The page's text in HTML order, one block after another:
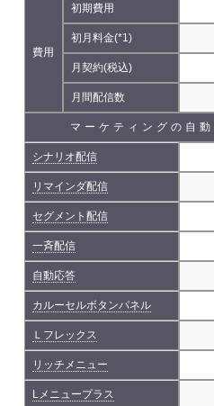
費用
初期費用
初月料金(*1)
月契約(税込)
月間配信数
マーケティングの自
シナリオ配信
リマインダ配信
セグメント配信
一斉配信
自動応答
カルーセルボタンパネル
Ｌフレックス
リッチメニュー
Lメニュープラス